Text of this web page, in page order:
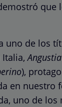
que
uno de los
Italia,
),
en nuestro
uno de